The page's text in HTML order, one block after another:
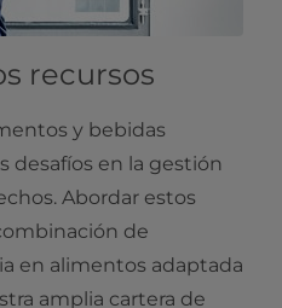
recursos
y bebidas
desafíos en la gestión
Abordar estos
de
en alimentos adaptada
amplia cartera de